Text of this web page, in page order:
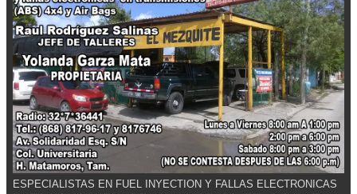
ESPECIALISTAS EN FUEL INYECTION Y FALLAS ELECTRONICAS